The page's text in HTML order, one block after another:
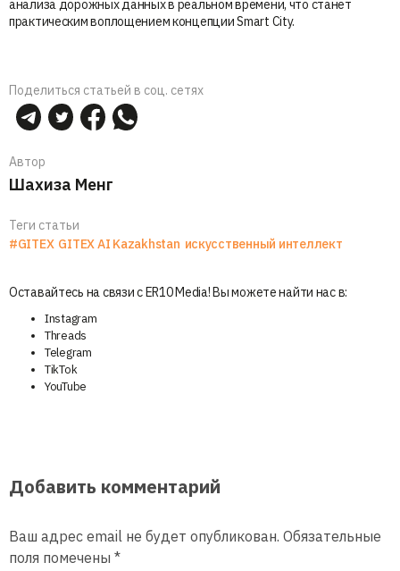
анализа дорожных данных в реальном времени, что станет
практическим воплощением концепции Smart City.
Поделиться статьей в соц. сетях
Автор
Шахиза Менг
Теги статьи
#GITEX GITEX AI Kazakhstan искусственный интеллект
Оставайтесь на связи с ER10 Media! Вы можете найти нас в:
Instagram
Threads
Telegram
TikTok
YouTube
Добавить комментарий
Ваш адрес email не будет опубликован. Обязательные
поля помечены *